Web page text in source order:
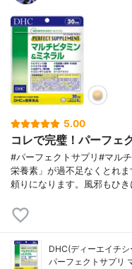
5.00
コレで完璧！パーフェ
#パーフェクトサプリ#マル
栄養素」が過不足なくとれ
頼りになります。風邪もひ
DHC(ディーエイチシ
パーフェクトサプリ